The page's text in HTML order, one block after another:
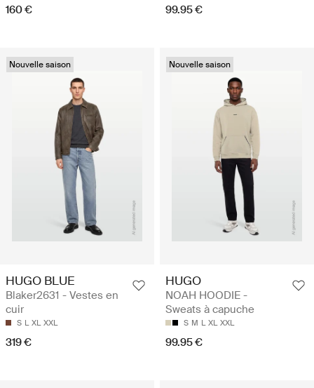
160 € 99.95 €
Nouvelle saison
HUGO BLUE
Blaker2631 - Vestes en
cuir
S L XL XXL
319 €
Nouvelle saison
HUGO
NOAH HOODIE -
Sweats à capuche
S M L XL XXL
99.95 €